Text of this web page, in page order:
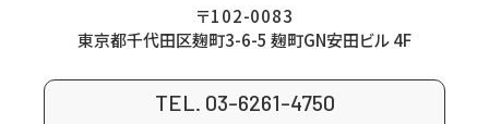
〒102-0083
東京都千代田区麹町3-6-5 麹町GN安田ビル 4F
TEL. 03-6261-4750